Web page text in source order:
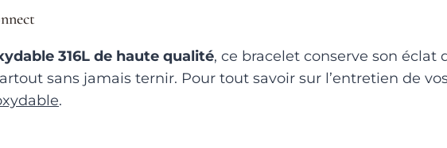
316L de haute qualité, ce bracelet conserve son éclat
sans jamais ternir. Pour tout savoir sur l’entretien de
.